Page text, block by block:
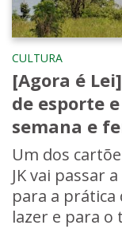
CULTURA
[Agora é
de esporte
semana e
Um dos
JK vai passar
para a prática
lazer e para o